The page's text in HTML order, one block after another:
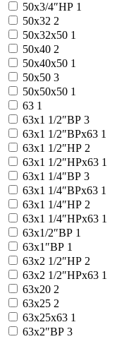
50x3/4″НР 1
50x32 2
50x32x50 1
50x40 2
50x40x50 1
50x50 3
50x50x50 1
63 1
63x1 1/2″ВР 3
63x1 1/2″ВРx63 1
63x1 1/2″НР 2
63x1 1/2″НРx63 1
63x1 1/4″ВР 3
63x1 1/4″ВРx63 1
63x1 1/4″НР 2
63x1 1/4″НРx63 1
63x1/2″ВР 1
63x1″ВР 1
63x2 1/2″НР 2
63x2 1/2″НРx63 1
63x20 2
63x25 2
63x25x63 1
63x2″ВР 3